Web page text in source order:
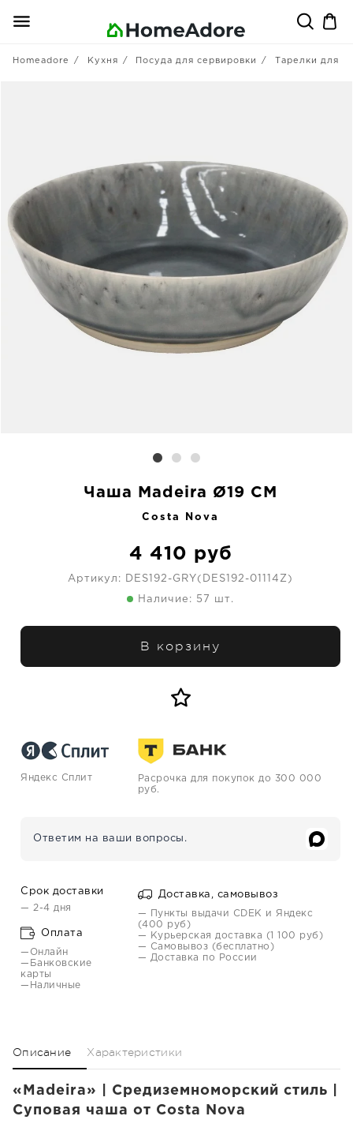
Homeadore Кухня Посуда для сервировки Тарелки для
Чаша Madeira Ø19 CM
Costa Nova
4 410 руб
Артикул: DES192-GRY(DES192-01114Z)
Наличие: 57 шт.
В корзину
Яндекс Сплит
Расрочка для покупок до 300 000
руб.
Ответим на ваши вопросы.
Срок доставки
— 2-4 дня
Оплата
—Онлайн
—Банковские
карты
—Наличные
Доставка, самовывоз
— Пункты выдачи CDEK и Яндекс
(400 руб)
— Курьерская доставка (1 100 руб)
— Самовывоз (бесплатно)
— Доставка по России
Описание Характеристики
«Madeira» | Средиземноморский стиль |
Суповая чаша от Costa Nova